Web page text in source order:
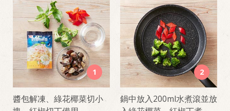
1
醬包解凍、綠花椰菜切小
2
鍋中放入200ml水煮滾並放